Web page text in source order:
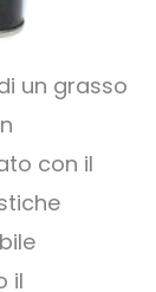
un grasso
con il
il